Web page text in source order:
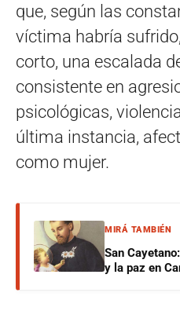
que, según las
víctima habría
corto, una escalada
consistente en
psicológicas,
última instancia,
como mujer.
MIRÁ TAMBIÉN
San
y la paz en